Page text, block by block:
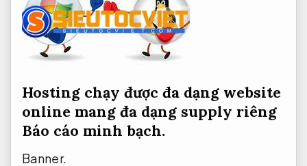
Hosting chạy được đa dạng website
online mang đa dạng supply riêng
Báo cáo minh bạch.
Banner.